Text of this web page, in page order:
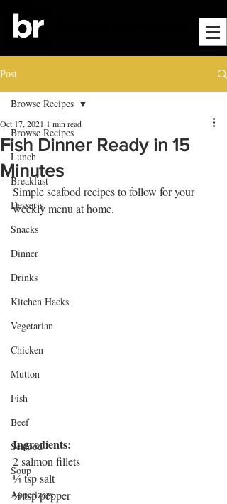
Post
Browse Recipes
Lunch
Breakfast
Desserts
Snacks
Dinner
Drinks
Kitchen Hacks
Vegetarian
Chicken
Mutton
Fish
Beef
Seafood
Soup
Appetizers
Browse Recipes
Fish Dinner Ready in 15
Minutes
Oct 17, 2021 1 min read
Simple seafood recipes to follow for your
weekly menu at home.
Ingredients:
2 salmon fillets
¼ tsp salt
¼ tsp pepper